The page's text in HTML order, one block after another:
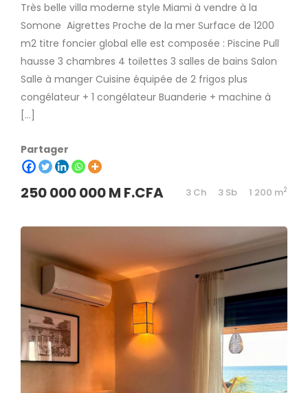
Très belle villa moderne style Miami à vendre à la
Somone Aigrettes Proche de la mer Surface de 1200
m2 titre foncier global elle est composée : Piscine Pull
hausse 3 chambres 4 toilettes 3 salles de bains Salon
Salle à manger Cuisine équipée de 2 frigos plus
congélateur + 1 congélateur Buanderie + machine à
[…]
Partager
250 000 000 M F.CFA 3 Ch 3 Sb 1 200 m2